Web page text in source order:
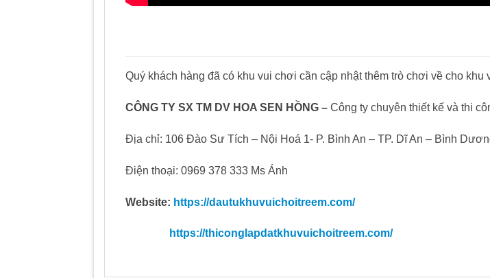
Quý khách hàng đã có khu vui chơi cần cập nhật thêm trò chơi về cho
CÔNG TY SX TM DV HOA SEN HỒNG – Công ty chuyên thiết kế và thi
Địa chỉ: 106 Đào Sư Tích – Nội Hoá 1- P. Bình An – TP. Dĩ An – Bình
Điện thoại: 0969 378 333 Ms Ánh
Website: https://dautukhuvuichoitreem.com/
https://thiconglapdatkhuvuichoitreem.com/